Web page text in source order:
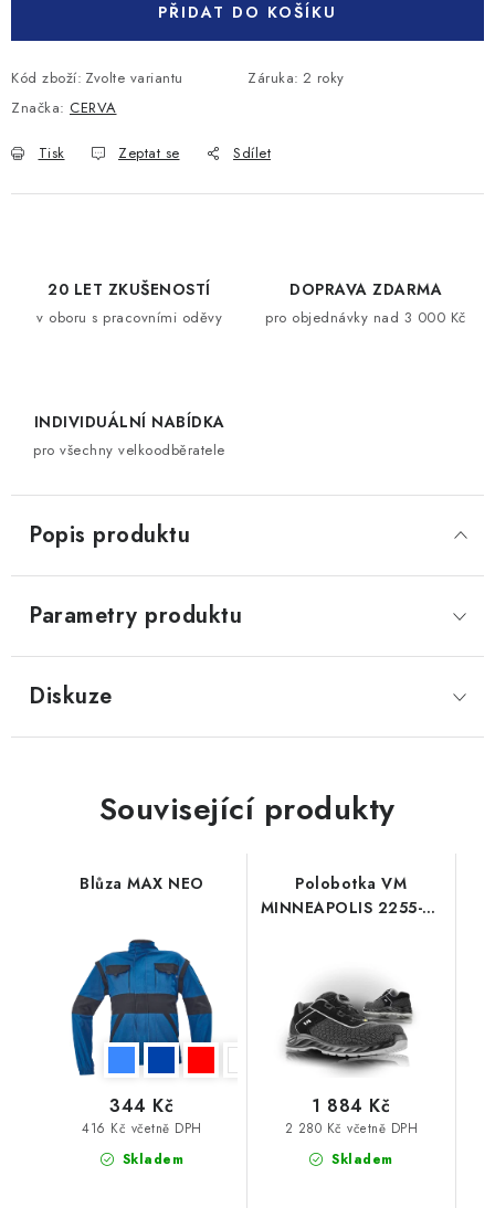
PŘIDAT DO KOŠÍKU
Kód zboží: Zvolte variantu Záruka: 2 roky
Značka: CERVA
Tisk Zeptat se Sdílet
20 LET ZKUŠENOSTÍ
v oboru s pracovními oděvy
DOPRAVA ZDARMA
pro objednávky nad 3 000 Kč
INDIVIDUÁLNÍ NABÍDKA
pro všechny velkoodběratele
Popis produktu
Parametry produktu
Diskuze
Související produkty
Blůza MAX NEO
Skladem
416 Kč včetně DPH
344 Kč
Polobotka VM
MINNEAPOLIS 2255-S3
Skladem
2 280 Kč včetně DPH
1 884 Kč